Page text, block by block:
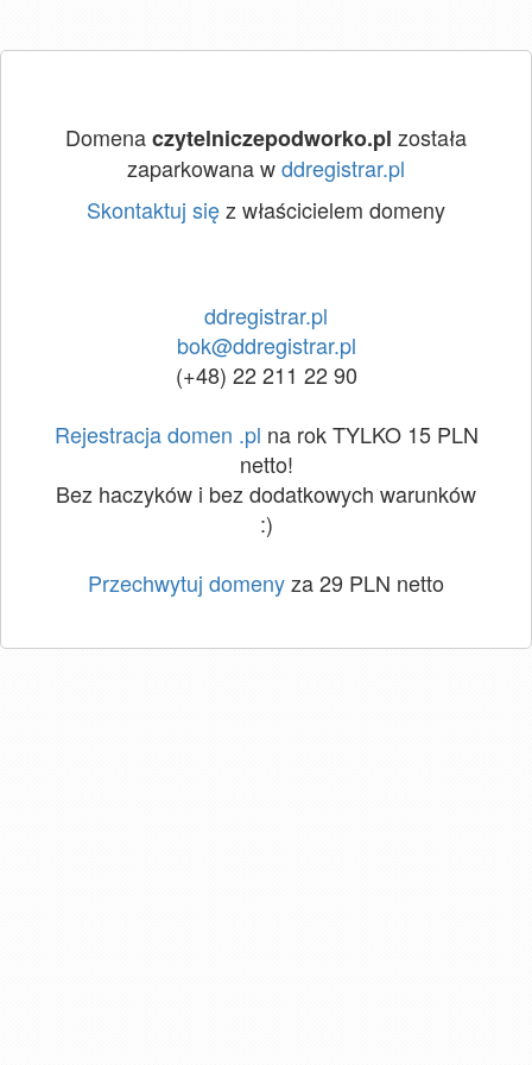
Domenaczytelniczepodworko.pl została
zaparkowana wddregistrar.pl
Skontaktuj sięz właścicielem domeny
ddregistrar.pl
bok@ddregistrar.pl
(+48) 22 211 22 90
Rejestracja domen .pl na rok TYLKO 15 PLN
netto!
Bez haczyków i bez dodatkowych warunków
:)
Przechwytuj domenyza 29 PLN netto